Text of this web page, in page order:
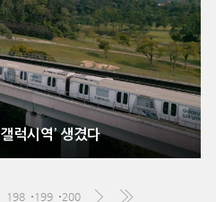
럭시역’ 생겼다
198 199 200